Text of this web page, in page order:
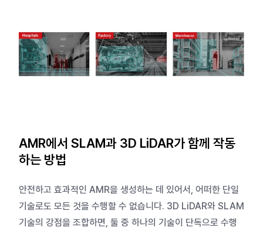
AMR에서 SLAM과 3D LiDAR가 함께 작동
하는 방법
안전하고 효과적인 AMR을 생성하는 데 있어서, 어떠한 단일
기술로도 모든 것을 수행할 수 없습니다. 3D LiDAR와 SLAM
기술의 강점을 조합하면, 둘 중 하나의 기술이 단독으로 수행